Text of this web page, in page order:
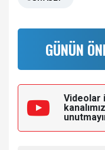
GÜNÜN
Videolar